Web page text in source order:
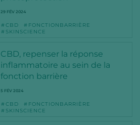
29 FÉV 2024
CBD
FONCTIONBARRIÈRE
SKINSCIENCE
CBD, repenser la réponse
inflammatoire au sein de la
fonction barrière
5 FÉV 2024
CBD
FONCTIONBARRIÈRE
SKINSCIENCE